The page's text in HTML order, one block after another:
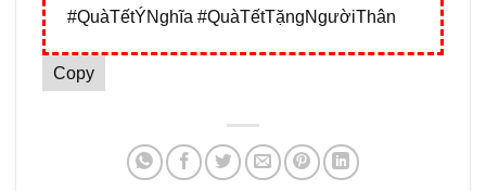
#QuàTếtÝNghĩa #QuàTếtTặngNgườiThân
Copy